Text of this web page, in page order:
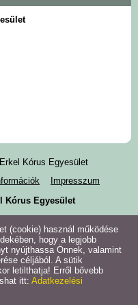
Kórus Egyesület
Impresszum
Kórus Egyesület
(cookie) használ működése
hogy a legjobb
nyújthassa Önnek, valamint
céljából. A sütik
letilthatja! Erről bővebb
itt: Adatkezelési